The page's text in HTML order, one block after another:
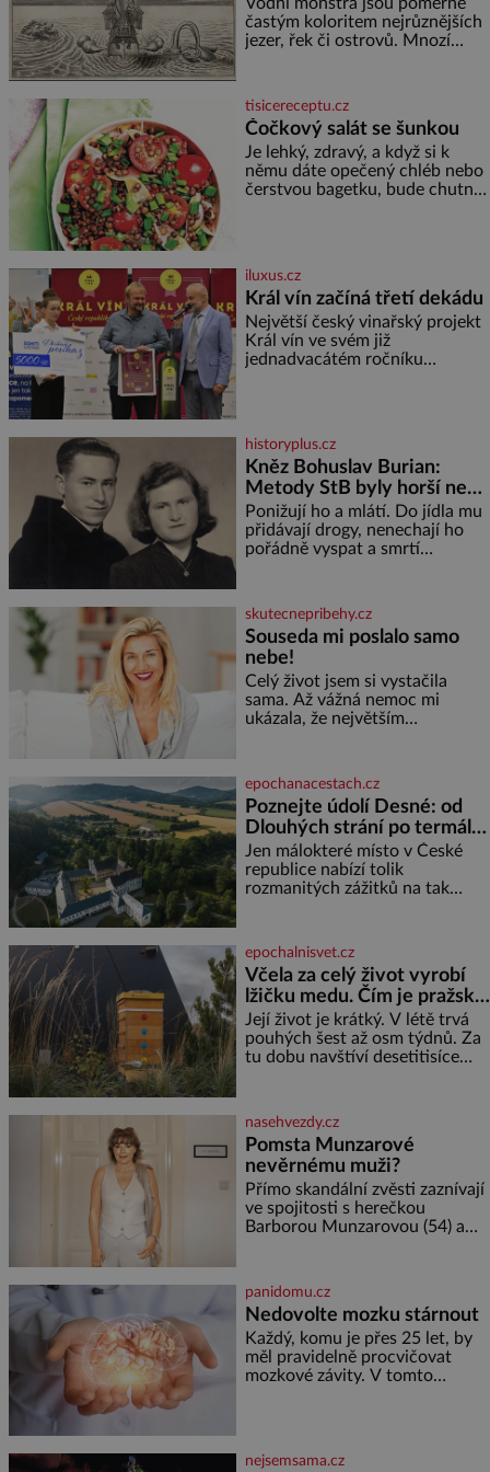
Vodní monstra jsou poměrně
častým koloritem nejrůznějších
jezer, řek či ostrovů. Mnozí
přitáhnout k němu pozornost
záhadám nakloněných turi
tisicereceptu.cz
Čočkový salát se šunkou
Je lehký, zdravý, a když si k
němu dáte opečený chléb nebo
čerstvou bagetku, bude chutnat
iluxus.cz
Král vín začíná třetí dekádu
Největší český vinařský projekt
Král vín ve svém již
jednadvacátém ročníku
historyplus.cz
Kněz Bohuslav Burian:
Metody StB byly horší než
gestapácké trýznění
Ponižují ho a mlátí. Do jídla mu
přidávají drogy, nenechají ho
pořádně vyspat a smrtí
estébákům podepíše všechno,
co po něm chtějí. Svým
podpisem jim potvrdí také to, že
na něj během výslechů nikdo
nevyvíjel fyzický ani psychický
nátlak. Syn brněnského řezníka
chce být knězem a
skutecnepribehy.cz
Souseda mi poslalo samo
nebe!
Celý život jsem si vystačila
sama. Až vážná nemoc mi
ukázala, že největším
ochotný podat pomocnou ruku.
Vždycky jsem byla spíš
samotářka. Nepotřebovala jsem
kolem sebe partu kamarádek
ani partnera. Stačily mi knihy,
práce a hlavně klid. Hned po
studiích jsem odešla z rodného
epochanacestach.cz
Poznejte údolí Desné: od
Dlouhých strání po termální
prameny
Jen málokteré místo v České
republice nabízí tolik
rozmanitých zážitků na tak
jediného dne můžete
nahlédnout do útrob jedné z
nejvýznamnějších vodních
elektráren v Evropě, vydat se na
horské hřebeny, projet se na
koloběžce a den zakončit
poznáváním památek ve
epochalnisvet.cz
Včela za celý život vyrobí
lžičku medu. Čím je pražský
med ze střech tak ceněný?
Její život je krátký. V létě trvá
pouhých šest až osm týdnů. Za
tu dobu navštíví desetitisíce
medu – zhruba jednu čajovou
lžičku. Sama o sobě se může
zdát bezvýznamná. Teprve když
se spojí s dalšími desítkami tisíc
příslušnic svého včelstva,
vznikne jeden z
nejdokonalejších organismů
nasehvezdy.cz
Pomsta Munzarové
nevěrnému muži?
Přímo skandální zvěsti zaznívají
ve spojitosti s herečkou
Barborou Munzarovou (54) a
viděna s jakýmsi sympaťákem, s
nímž se velmi družně, až d
panidomu.cz
Nedovolte mozku stárnout
Každý, komu je přes 25 let, by
měl pravidelně procvičovat
mozkové závity. V tomto
marně v paměti lovíte název
nejsemsama.cz